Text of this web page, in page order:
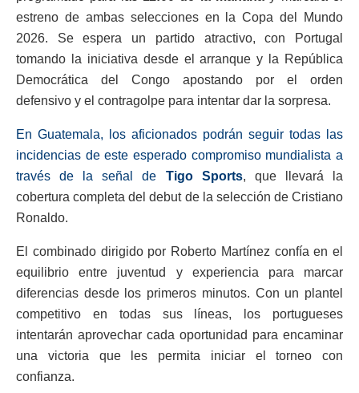
estreno de ambas selecciones en la Copa del Mundo
2026. Se espera un partido atractivo, con Portugal
tomando la iniciativa desde el arranque y la República
Democrática del Congo apostando por el orden
defensivo y el contragolpe para intentar dar la sorpresa.
En Guatemala, los aficionados podrán seguir todas las
incidencias de este esperado compromiso mundialista a
través de la señal de Tigo Sports, que llevará la
cobertura completa del debut de la selección de Cristiano
Ronaldo.
El combinado dirigido por Roberto Martínez confía en el
equilibrio entre juventud y experiencia para marcar
diferencias desde los primeros minutos. Con un plantel
competitivo en todas sus líneas, los portugueses
intentarán aprovechar cada oportunidad para encaminar
una victoria que les permita iniciar el torneo con
confianza.